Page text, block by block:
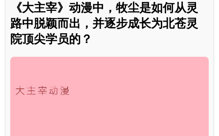
《大主宰》动漫中，牧尘是如何从灵
路中脱颖而出，并逐步成长为北苍灵
院顶尖学员的？